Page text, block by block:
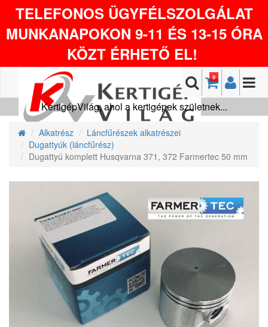
TELEFONOS ÜGYFÉLSZOLGÁLAT
MUNKANAPOKON 9-11 ÉS 13-15 ÓRA
KÖZT ÉRHETŐ EL!
0
KertigépVilág, ahol a kertigépek születnek...
Alkatrész
Láncfűrészek alkatrészei
Dugattyúk (láncfűrész)
Dugattyú komplett Husqvarna 371, 372 Farmertec 50 mm